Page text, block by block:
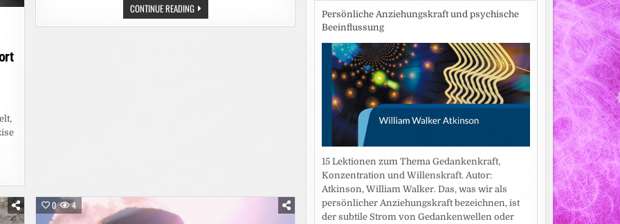
CONTINUE READINGHITZEWELLE:
WOHNUNGSLOSENHILFE
WARNT
0 4
Persönliche Anziehungskraft und psychische
Beeinflussung
15 Lektionen zum Thema Gedankenkraft,
Konzentration und Willenskraft. Autor:
Atkinson, William Walker. Das, was wir als
persönlicher Anziehungskraft bezeichnen, ist
der subtile Strom von Gedankenwellen oder